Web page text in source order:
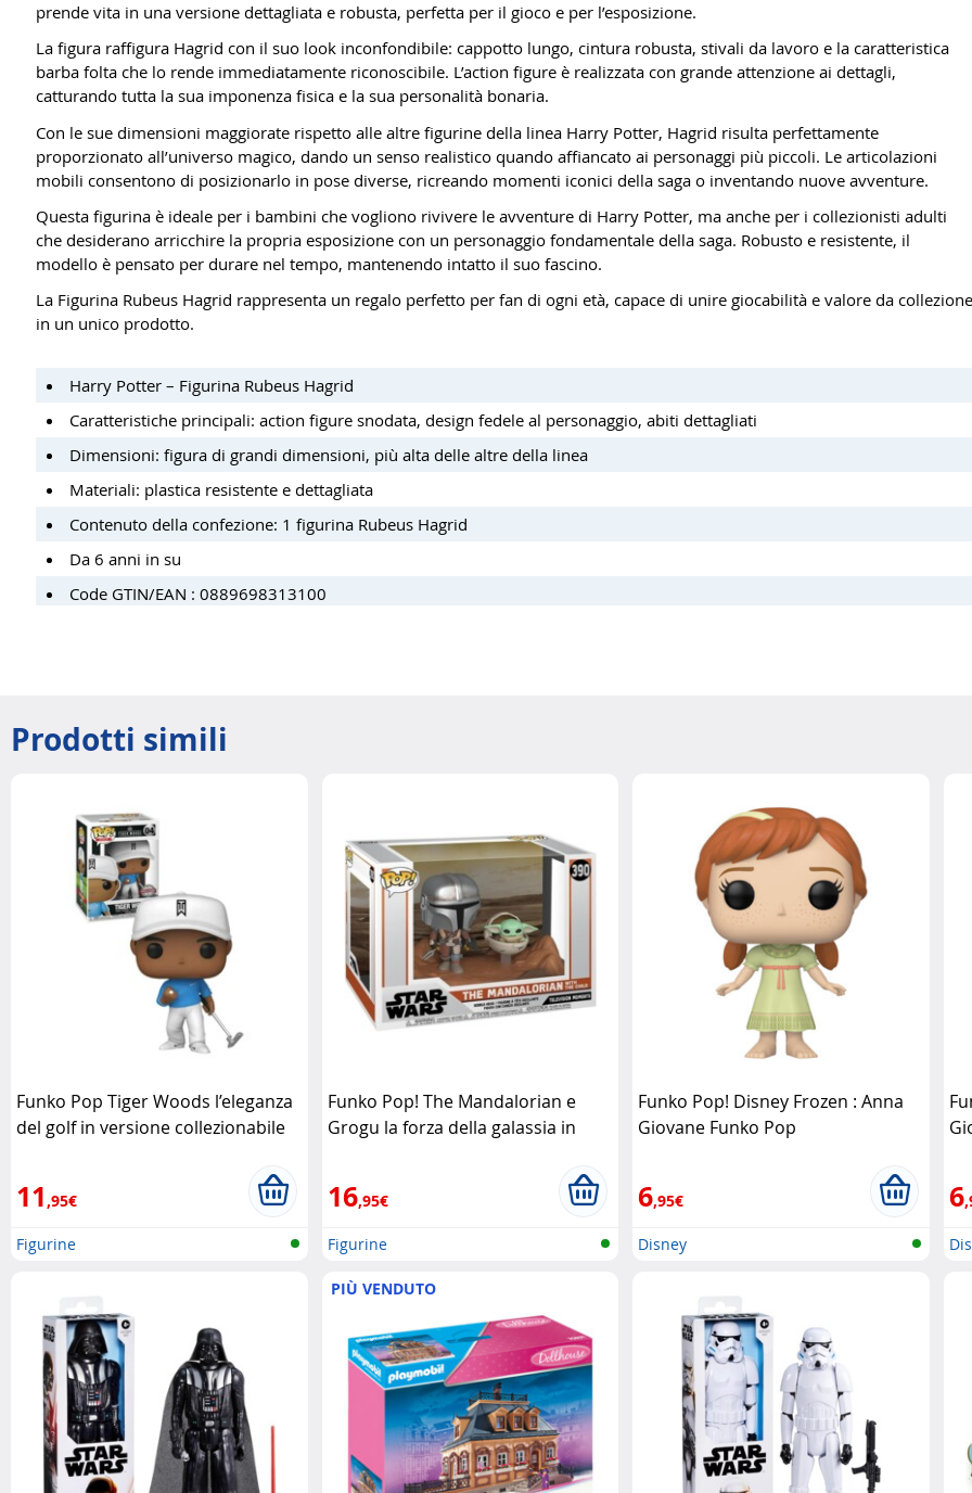
prende vita in una versione dettagliata e robusta, perfetta per il gioco e per l’esposizione.
La figura raffigura Hagrid con il suo look inconfondibile: cappotto lungo, cintura robusta, stivali da lavoro e la caratteristica
barba folta che lo rende immediatamente riconoscibile. L’action figure è realizzata con grande attenzione ai dettagli,
catturando tutta la sua imponenza fisica e la sua personalità bonaria.
Con le sue dimensioni maggiorate rispetto alle altre figurine della linea Harry Potter, Hagrid risulta perfettamente
proporzionato all’universo magico, dando un senso realistico quando affiancato ai personaggi più piccoli. Le articolazioni
mobili consentono di posizionarlo in pose diverse, ricreando momenti iconici della saga o inventando nuove avventure.
Questa figurina è ideale per i bambini che vogliono rivivere le avventure di Harry Potter, ma anche per i collezionisti adulti
che desiderano arricchire la propria esposizione con un personaggio fondamentale della saga. Robusto e resistente, il
modello è pensato per durare nel tempo, mantenendo intatto il suo fascino.
La Figurina Rubeus Hagrid rappresenta un regalo perfetto per fan di ogni età, capace di unire giocabilità e valore da collezione
in un unico prodotto.
Harry Potter – Figurina Rubeus Hagrid
Caratteristiche principali: action figure snodata, design fedele al personaggio, abiti dettagliati
Dimensioni: figura di grandi dimensioni, più alta delle altre della linea
Materiali: plastica resistente e dettagliata
Contenuto della confezione: 1 figurina Rubeus Hagrid
Da 6 anni in su
Code GTIN/EAN : 0889698313100
Prodotti simili
Funko Pop Tiger Woods l’eleganza
del golf in versione collezionabile
11,95€
Figurine
Funko Pop! The Mandalorian e
Grogu la forza della galassia in
16,95€
Figurine
Funko Pop! Disney Frozen : Anna
Giovane Funko Pop
6,95€
Disney
6
PIÙ VENDUTO